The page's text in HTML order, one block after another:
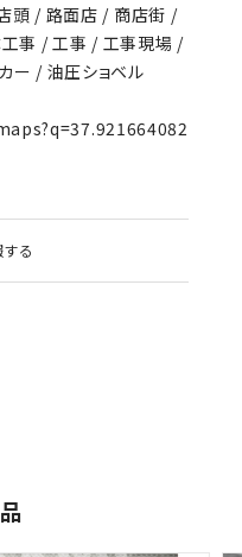
頭 / 路面店 / 商店街 /
事 / 工事 / 工事現場 /
ー / 油圧ショベル
る